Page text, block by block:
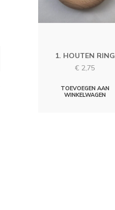
1. HOUTEN RING
€ 2,75
TOEVOEGEN AAN
WINKELWAGEN